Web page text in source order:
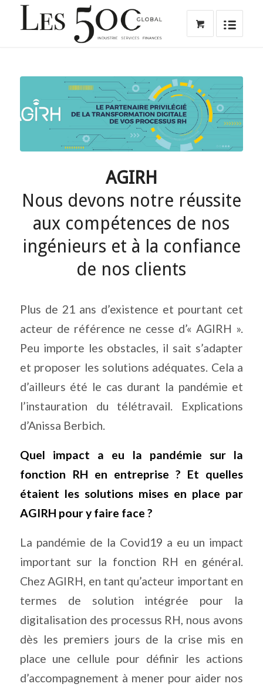
AGIRH
Nous devons notre réussite
aux compétences de nos
ingénieurs et à la confiance
de nos clients
Plus de 21 ans d’existence et pourtant cet
acteur de référence ne cesse d’« AGIRH ».
Peu importe les obstacles, il sait s’adapter
et proposer les solutions adéquates. Cela a
d’ailleurs été le cas durant la pandémie et
l’instauration du télétravail. Explications
d’Anissa Berbich.
Quel impact a eu la pandémie sur la
fonction RH en entreprise ? Et quelles
étaient les solutions mises en place par
AGIRH pour y faire face ?
La pandémie de la Covid19 a eu un impact
important sur la fonction RH en général.
Chez AGIRH, en tant qu’acteur important en
termes de solution intégrée pour la
digitalisation des processus RH, nous avons
dès les premiers jours de la crise mis en
place une cellule pour définir les actions
d’accompagnement à mener pour aider nos